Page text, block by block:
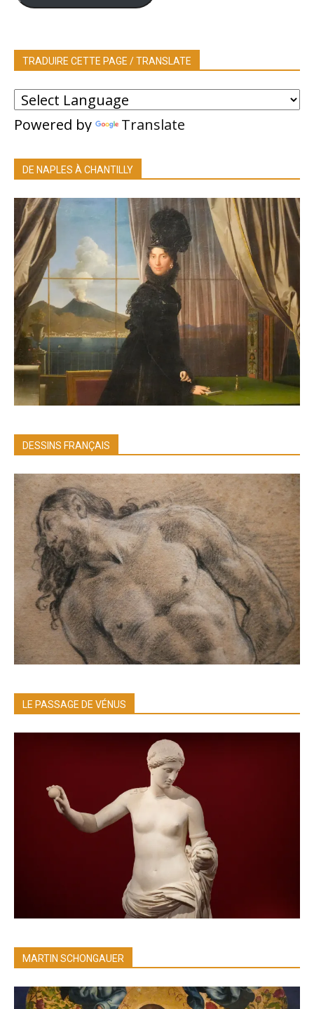
TRADUIRE CETTE PAGE / TRANSLATE
Powered by Translate
DE NAPLES À CHANTILLY
DESSINS FRANÇAIS
LE PASSAGE DE VÉNUS
MARTIN SCHONGAUER